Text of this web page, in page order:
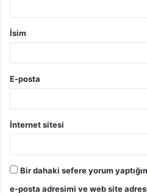
İsim
E-posta
İnternet sitesi
Bir dahaki sefere yorum
e-posta adresimi ve web site